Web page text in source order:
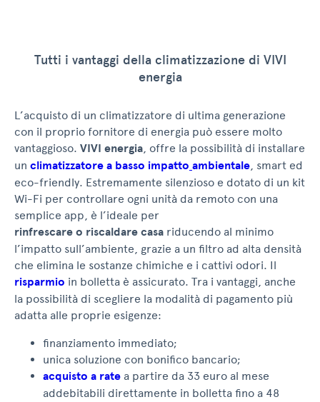
Tutti i vantaggi della climatizzazione di VIVI
energia
L’acquisto di un climatizzatore di ultima generazione
con il proprio fornitore di energia può essere molto
vantaggioso. VIVI energia, offre la possibilità di installare
un climatizzatore a basso impatto ambientale, smart ed
eco-friendly. Estremamente silenzioso e dotato di un kit
Wi-Fi per controllare ogni unità da remoto con una
semplice app, è l’ideale per
rinfrescare o riscaldare casa riducendo al minimo
l’impatto sull’ambiente, grazie a un filtro ad alta densità
che elimina le sostanze chimiche e i cattivi odori. Il
risparmio in bolletta è assicurato. Tra i vantaggi, anche
la possibilità di scegliere la modalità di pagamento più
adatta alle proprie esigenze:
finanziamento immediato;
unica soluzione con bonifico bancario;
acquisto a rate a partire da 33 euro al mese
addebitabili direttamente in bolletta fino a 48